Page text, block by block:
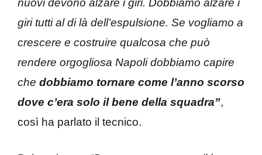
nuovi devono alzare i giri. Dobbiamo alzare i
giri tutti al di là dell’espulsione. Se vogliamo a
crescere e costruire qualcosa che può
rendere orgogliosa Napoli dobbiamo capire
che dobbiamo tornare come l’anno scorso
dove c’era solo il bene della squadra”,
così ha parlato il tecnico.